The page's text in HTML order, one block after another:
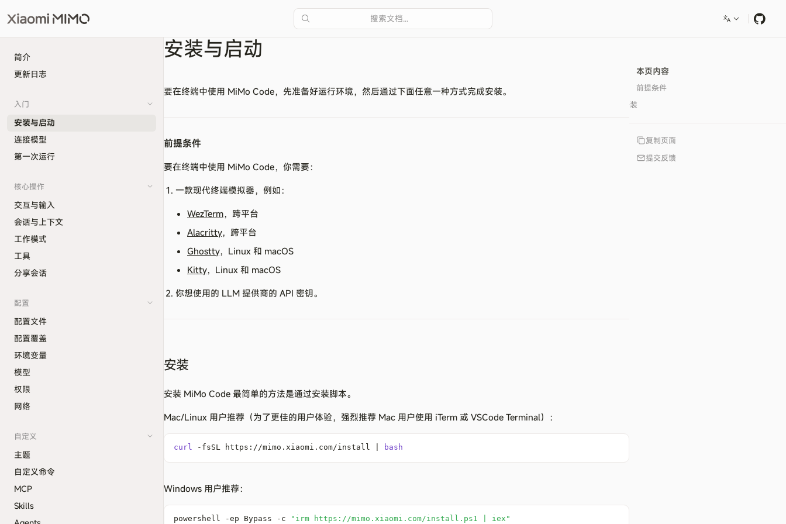
搜索文档...
简介
更新日志
入门
安装与启动
连接模型
第一次运行
核心操作
交互与输入
会话与上下文
工作模式
工具
分享会话
配置
配置文件
配置覆盖
环境变量
模型
权限
网络
自定义
主题
自定义命令
MCP
Skills
安装与启动
要在终端中使用 MiMo Code，先准备好运行环境，然后通过下面任意一种方式完成安装。
前提条件
要在终端中使用 MiMo Code，你需要：
一款现代终端模拟器，例如：
WezTerm，跨平台
Alacritty，跨平台
Ghostty，Linux 和 macOS
Kitty，Linux 和 macOS
你想使用的 LLM 提供商的 API 密钥。
安装
安装 MiMo Code 最简单的方法是通过安装脚本。
Mac/Linux 用户推荐（为了更佳的用户体验，强烈推荐 Mac 用户使用 iTerm 或 VSCode Terminal）：
curl -fsSL https://mimo.xiaomi.com/install bash
Windows 用户推荐：
powershell -ep Bypass - c "irm https://mimo.xiaomi.com/install.ps1 | iex"
本页内容
前提条件
安装
复制页面
提交反馈